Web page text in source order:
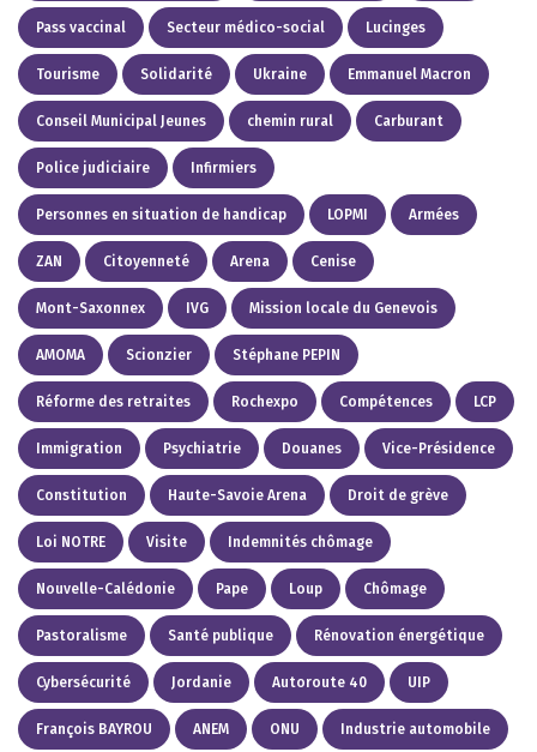
Pass vaccinal Secteur médico-social Lucinges
Tourisme Solidarité Ukraine Emmanuel Macron
Conseil Municipal Jeunes chemin rural Carburant
Police judiciaire Infirmiers
Personnes en situation de handicap LOPMI Armées
ZAN Citoyenneté Arena Cenise
Mont-Saxonnex IVG Mission locale du Genevois
AMOMA Scionzier Stéphane PEPIN
Réforme des retraites Rochexpo Compétences LCP
Immigration Psychiatrie Douanes Vice-Présidence
Constitution Haute-Savoie Arena Droit de grève
Loi NOTRE Visite Indemnités chômage
Nouvelle-Calédonie Pape Loup Chômage
Pastoralisme Santé publique Rénovation énergétique
Cybersécurité Jordanie Autoroute 40 UIP
François BAYROU ANEM ONU Industrie automobile